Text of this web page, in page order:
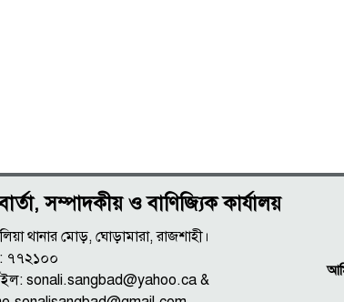
সম্পাদকীয় ও বাণিজ্যিক কার্যালয়
থানার মোড়, ঘোড়ামারা, রাজশাহী।
৭৭২১০০
sonali.sangbad@yahoo.ca &